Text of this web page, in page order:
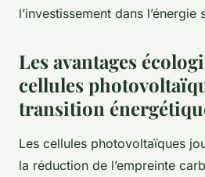
l’investissement dans l’énergie
Les avantages
cellules
transition
Les cellules photovoltaïques
la réduction de l’empreinte